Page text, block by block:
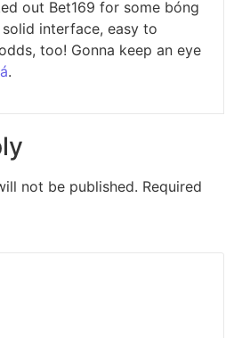
out Bet169 for some bóng
interface, easy to
too! Gonna keep an eye
.
not be published. Required